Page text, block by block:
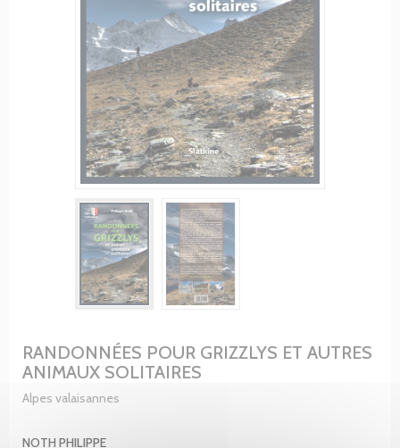
RANDONNÉES POUR GRIZZLYS ET AUTRES
ANIMAUX SOLITAIRES
Alpes valaisannes
NOTH PHILIPPE